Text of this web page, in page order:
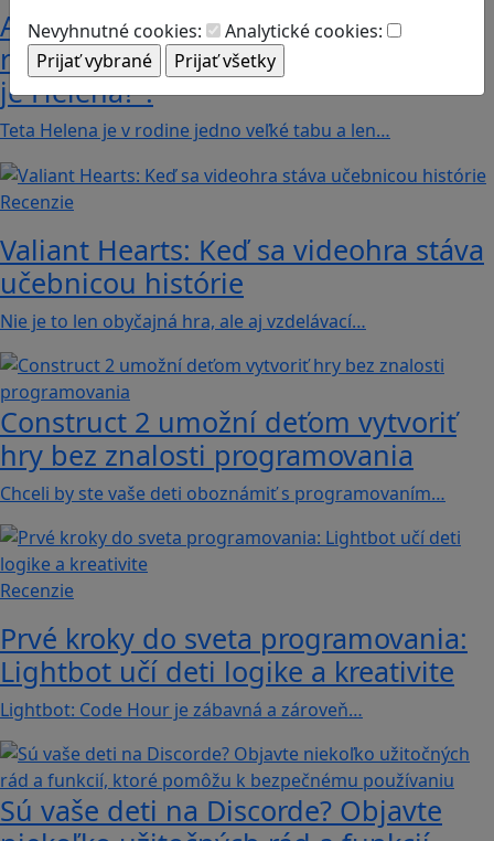
Nevyhnutné cookies:
Analytické cookies:
Ako ovplyvnil komunistický režim
rodinné vzťahy? To zistíte v hre „Kto
je Helena?“.
Teta Helena je v rodine jedno veľké tabu a len…
Recenzie
Valiant Hearts: Keď sa videohra stáva
učebnicou histórie
Nie je to len obyčajná hra, ale aj vzdelávací…
Construct 2 umožní deťom vytvoriť
hry bez znalosti programovania
Chceli by ste vaše deti oboznámiť s programovaním…
Recenzie
Prvé kroky do sveta programovania:
Lightbot učí deti logike a kreativite
Lightbot: Code Hour je zábavná a zároveň…
Sú vaše deti na Discorde? Objavte